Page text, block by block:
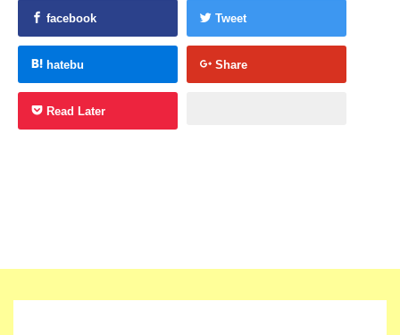
facebook Tweet
hatebu Share
Read Later